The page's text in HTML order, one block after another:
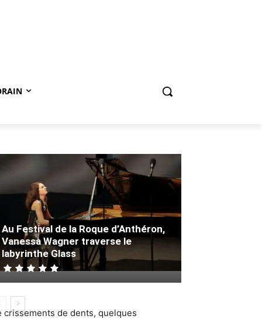
crissements de dents, quelques
Au Festival de la Roque d’Anthéron,
Vanessa Wagner traverse le
labyrinthe Glass